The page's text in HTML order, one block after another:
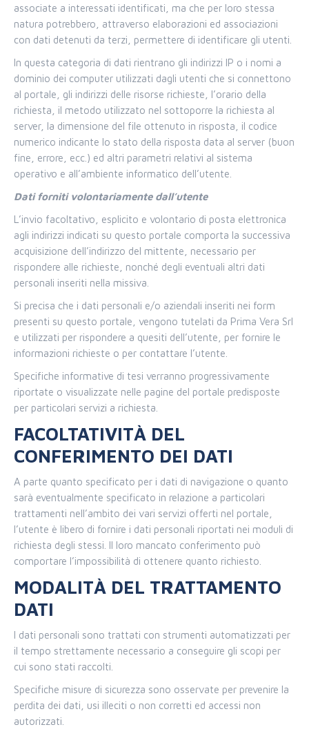
associate a interessati identificati, ma che per loro stessa
natura potrebbero, attraverso elaborazioni ed associazioni
con dati detenuti da terzi, permettere di identificare gli utenti.
In questa categoria di dati rientrano gli indirizzi IP o i nomi a
dominio dei computer utilizzati dagli utenti che si connettono
al portale, gli indirizzi delle risorse richieste, l’orario della
richiesta, il metodo utilizzato nel sottoporre la richiesta al
server, la dimensione del file ottenuto in risposta, il codice
numerico indicante lo stato della risposta data al server (buon
fine, errore, ecc.) ed altri parametri relativi al sistema
operativo e all’ambiente informatico dell’utente.
Dati forniti volontariamente dall’utente
L’invio facoltativo, esplicito e volontario di posta elettronica
agli indirizzi indicati su questo portale comporta la successiva
acquisizione dell’indirizzo del mittente, necessario per
rispondere alle richieste, nonché degli eventuali altri dati
personali inseriti nella missiva.
Si precisa che i dati personali e/o aziendali inseriti nei form
presenti su questo portale, vengono tutelati da Prima Vera Srl
e utilizzati per rispondere a quesiti dell’utente, per fornire le
informazioni richieste o per contattare l’utente.
Specifiche informative di tesi verranno progressivamente
riportate o visualizzate nelle pagine del portale predisposte
per particolari servizi a richiesta.
FACOLTATIVITÀ DEL
CONFERIMENTO DEI DATI
A parte quanto specificato per i dati di navigazione o quanto
sarà eventualmente specificato in relazione a particolari
trattamenti nell’ambito dei vari servizi offerti nel portale,
l’utente è libero di fornire i dati personali riportati nei moduli di
richiesta degli stessi. Il loro mancato conferimento può
comportare l’impossibilità di ottenere quanto richiesto.
MODALITÀ DEL TRATTAMENTO
DATI
I dati personali sono trattati con strumenti automatizzati per
il tempo strettamente necessario a conseguire gli scopi per
cui sono stati raccolti.
Specifiche misure di sicurezza sono osservate per prevenire la
perdita dei dati, usi illeciti o non corretti ed accessi non
autorizzati.